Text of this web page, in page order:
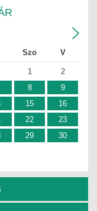
Szo V
1
2
8
9
15
16
22
23
29
30